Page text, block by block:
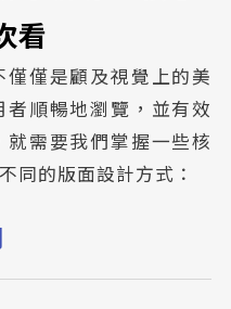
看
僅是顧及視覺上的美
順暢地瀏覽，並有效
需要我們掌握一些核
同的版面設計方式：